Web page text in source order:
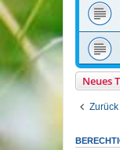
Neues